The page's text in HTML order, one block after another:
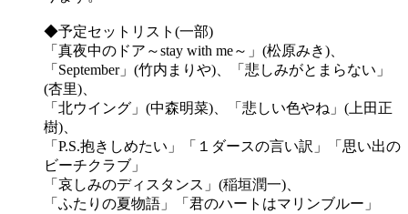
◆予定セットリスト(一部)
「真夜中のドア～stay with me～」(松原みき)、
「September」(竹内まりや)、「悲しみがとまらない」
(杏里)、
「北ウイング」(中森明菜)、「悲しい色やね」(上田正
樹)、
「P.S.抱きしめたい」「１ダースの言い訳」「思い出の
ビーチクラブ」
「哀しみのディスタンス」(稲垣潤一)、
「ふたりの夏物語」「君のハートはマリンブルー」